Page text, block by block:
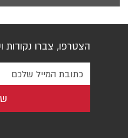
הצטרפו, צברו נקודות